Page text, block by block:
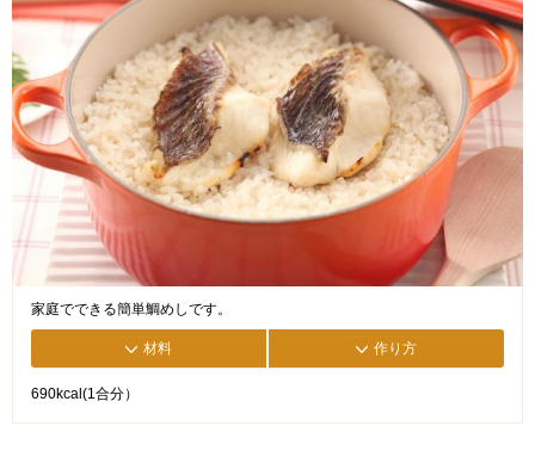
家庭でできる簡単鯛めしです。
材料 作り方
690kcal(1合分）